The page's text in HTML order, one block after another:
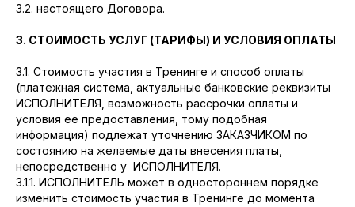
3.2. настоящего Договора.
3. СТОИМОСТЬ УСЛУГ (ТАРИФЫ) И УСЛОВИЯ ОПЛАТЫ
3.1. Стоимость участия в Тренинге и способ оплаты
(платежная система, актуальные банковские реквизиты
ИСПОЛНИТЕЛЯ, возможность рассрочки оплаты и
условия ее предоставления, тому подобная
информация) подлежат уточнению ЗАКАЗЧИКОМ по
состоянию на желаемые даты внесения платы,
непосредственно у ИСПОЛНИТЕЛЯ.
3.1.1. ИСПОЛНИТЕЛЬ может в одностороннем порядке
изменить стоимость участия в Тренинге до момента